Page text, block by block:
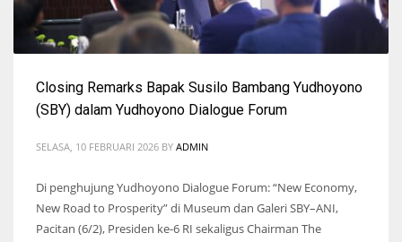
Closing Remarks Bapak Susilo Bambang Yudhoyono
(SBY) dalam Yudhoyono Dialogue Forum
SELASA, 10 FEBRUARI 2026 BY ADMIN
Di penghujung Yudhoyono Dialogue Forum: “New Economy,
New Road to Prosperity” di Museum dan Galeri SBY–ANI,
Pacitan (6/2), Presiden ke-6 RI sekaligus Chairman The